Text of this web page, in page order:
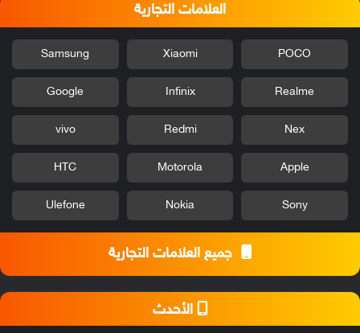
العلامات التجارية
POCO
Xiaomi
Samsung
Realme
Infinix
Google
Nex
Redmi
vivo
Apple
Motorola
HTC
Sony
Nokia
Ulefone
جميع العلامات التجارية
الأحدث